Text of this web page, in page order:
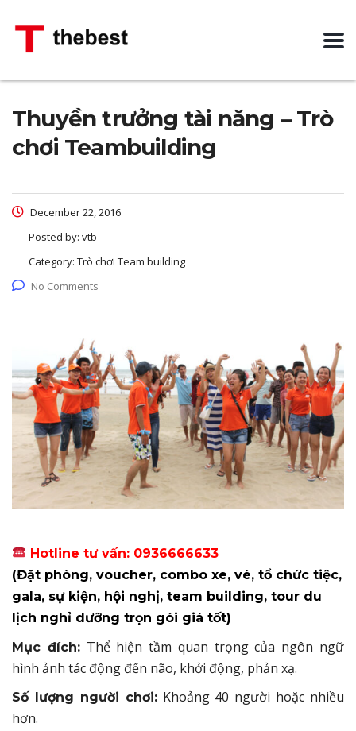
Thuyền trưởng tài năng – Trò
chơi Teambuilding
December 22, 2016
Posted by: vtb
Category: Trò chơi Team building
No Comments
Hotline tư vấn: 0936666633
(Đặt phòng, voucher, combo xe, vé, tổ chức tiệc,
gala, sự kiện, hội nghị, team building, tour du
lịch nghỉ dưỡng trọn gói giá tốt)
Mục đích:Thể hiện tầm quan trọng của ngôn ngữ
hình ảnh tác động đến não, khởi động, phản xạ.
Số lượng người chơi:Khoảng 40 người hoặc nhiều
hơn.